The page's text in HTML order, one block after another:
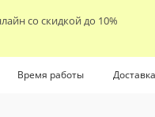
со скидкой до 10%
Время работы Доставка